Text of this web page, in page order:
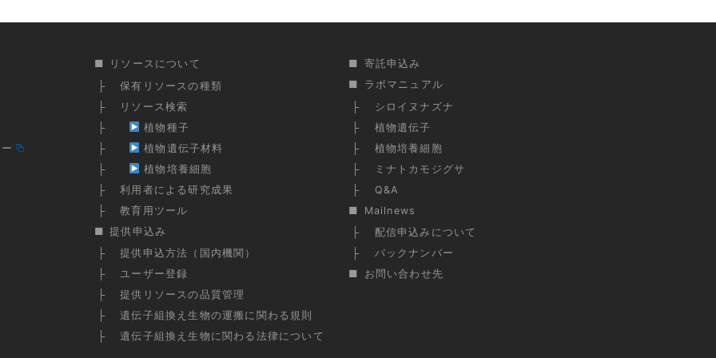
リソースについて
保有リソースの種類
リソース検索
植物種子
植物遺伝子材料
植物培養細胞
利用者による研究成果
教育用ツール
提供申込み
提供申込方法（国内機関）
ユーザー登録
提供リソースの品質管理
遺伝子組換え生物の運搬に関わる規則
遺伝子組換え生物に関わる法律について
寄託申込み
ラボマニュアル
シロイヌナズナ
植物遺伝子
植物培養細胞
ミナトカモジグサ
Q&A
Mailnews
配信申込みについて
バックナンバー
お問い合わせ先